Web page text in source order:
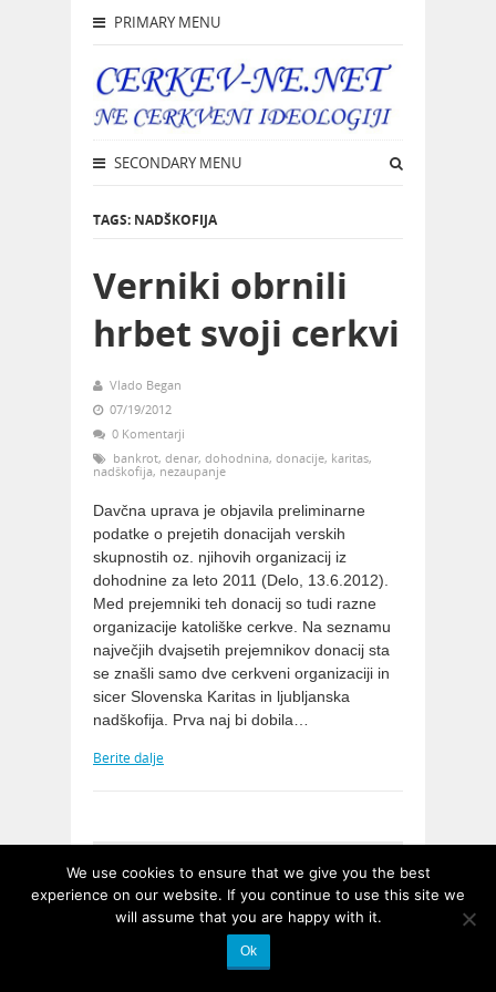
PRIMARY MENU
SECONDARY MENU
TAGS: NADŠKOFIJA
Verniki obrnili
hrbet svoji cerkvi
Vlado Began
07/19/2012
0 Komentarji
bankrot, denar, dohodnina, donacije, karitas,
nadškofija, nezaupanje
Davčna uprava je objavila preliminarne
podatke o prejetih donacijah verskih
skupnostih oz. njihovih organizacij iz
dohodnine za leto 2011 (Delo, 13.6.2012).
Med prejemniki teh donacij so tudi razne
organizacije katoliške cerkve. Na seznamu
največjih dvajsetih prejemnikov donacij sta
se znašli samo dve cerkveni organizaciji in
sicer Slovenska Karitas in ljubljanska
nadškofija. Prva naj bi dobila…
Berite dalje
We use cookies to ensure that we give you the best
experience on our website. If you continue to use this site we
will assume that you are happy with it.
Ok